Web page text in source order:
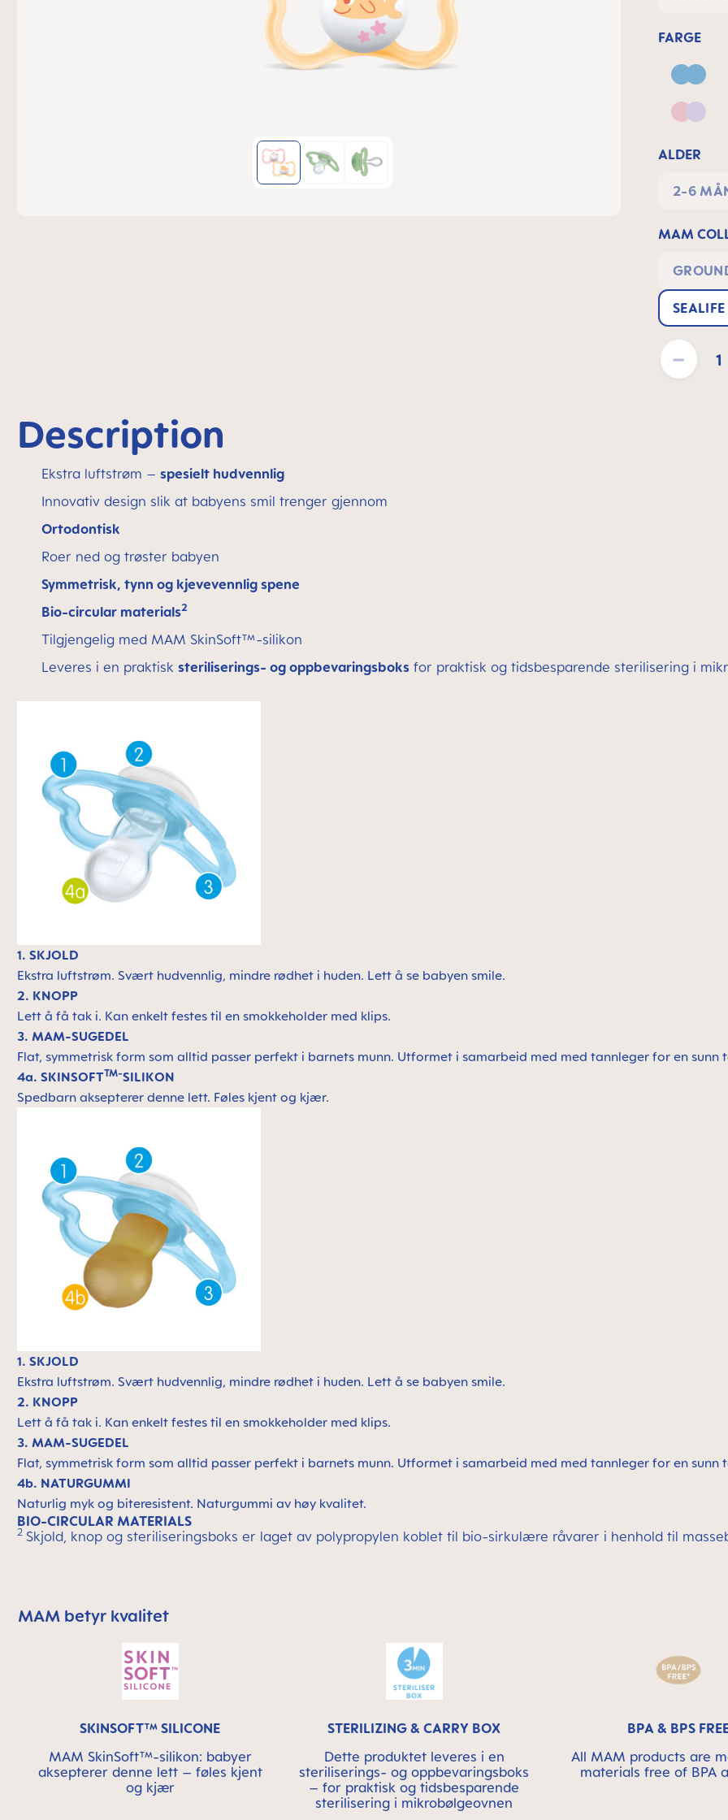
FARGE
Blue
Pink &
ALDER
2-6
MAM
SEALIFE
Product
Description
Ekstra luftstrøm – spesielt hudvennlig
Innovativ design slik at babyens smil trenger gjennom
Ortodontisk
Roer ned og trøster babyen
Symmetrisk, tynn og kjevevennlig spene
Bio-circular materials2
Tilgjengelig med MAM SkinSoft™-silikon
Leveres i en praktisk steriliserings- og oppbevaringsboks for praktisk og tidsbesparende sterilisering i
1. SKJOLD
Ekstra luftstrøm. Svært hudvennlig, mindre rødhet i huden. Lett å se babyen smile.
2. KNOPP
Lett å få tak i. Kan enkelt festes til en smokkeholder med klips.
3. MAM-SUGEDEL
Flat, symmetrisk form som alltid passer perfekt i barnets munn. Utformet i samarbeid med med tannleger for en sunn
4a. SKINSOFTTM-SILIKON
Spedbarn aksepterer denne lett. Føles kjent og kjær.
1. SKJOLD
Ekstra luftstrøm. Svært hudvennlig, mindre rødhet i huden. Lett å se babyen smile.
2. KNOPP
Lett å få tak i. Kan enkelt festes til en smokkeholder med klips.
3. MAM-SUGEDEL
Flat, symmetrisk form som alltid passer perfekt i barnets munn. Utformet i samarbeid med med tannleger for en sunn
4b. NATURGUMMI
Naturlig myk og biteresistent. Naturgummi av høy kvalitet.
BIO-CIRCULAR MATERIALS
2 Skjold, knop og steriliseringsboks er laget av polypropylen koblet til bio-sirkulære råvarer i henhold til
Skip MAM Means Quality Icon Bar
MAM betyr kvalitet
SKINSOFT™ SILICONE
MAM SkinSoft™-silikon: babyer
aksepterer denne lett – føles kjent
og kjær
STERILIZING & CARRY BOX
Dette produktet leveres i en
steriliserings- og oppbevaringsboks
– for praktisk og tidsbesparende
sterilisering i mikrobølgeovnen
BPA & BPS
All MAM products are
materials free of BPA